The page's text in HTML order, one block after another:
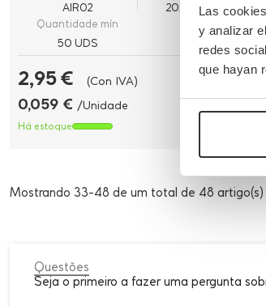
Las
y analizar
redes
que hayan
AIR02
20x20x4 cm
Quantidade mín
50 UDS
2,95 € (Con IVA)
0,059 € /Unidade
Há estoque
Mostrando 33-48 de um total de 48 artigo(s)
Questões
Seja o primeiro a fazer uma pergunta